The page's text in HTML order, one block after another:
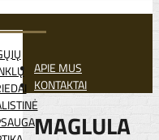
APIE MUS
KONTAKTAI
MAGLULA